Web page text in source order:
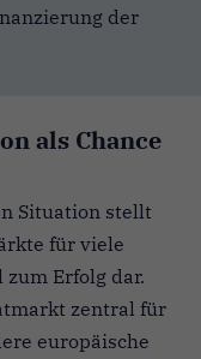
der
als Chance
Situation stellt
für viele
Erfolg dar.
zentral für
europäische